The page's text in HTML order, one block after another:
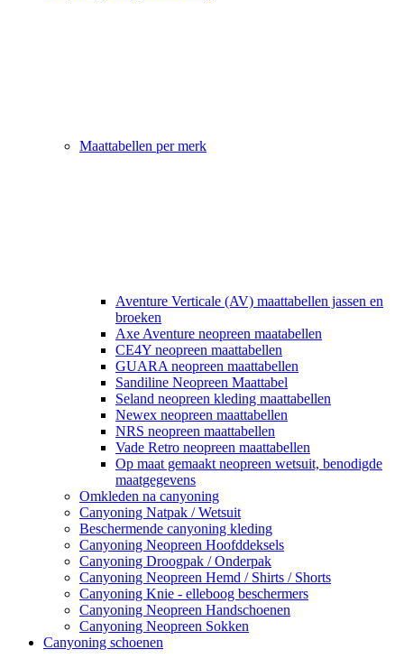
Maattabellen per merk
Aventure Verticale (AV) maattabellen jassen en
broeken
Axe Aventure neopreen maatabellen
CE4Y neopreen maattabellen
GUARA neopreen maattabellen
Sandiline Neopreen Maattabel
Seland neopreen kleding maattabellen
Newex neopreen maattabellen
NRS neopreen maattabellen
Vade Retro neopreen maattabellen
Op maat gemaakt neopreen wetsuit, benodigde
maatgegevens
Omkleden na canyoning
Canyoning Natpak / Wetsuit
Beschermende canyoning kleding
Canyoning Neopreen Hoofddeksels
Canyoning Droogpak / Onderpak
Canyoning Neopreen Hemd / Shirts / Shorts
Canyoning Knie - elleboog beschermers
Canyoning Neopreen Handschoenen
Canyoning Neopreen Sokken
Canyoning schoenen